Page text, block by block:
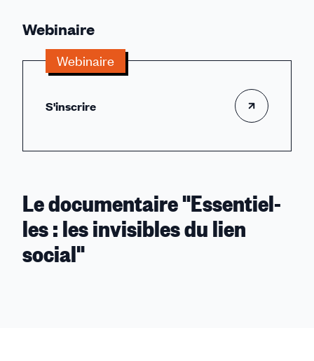
Webinaire
Webinaire
S'inscrire
Le documentaire "Essentiel-
les : les invisibles du lien
social"